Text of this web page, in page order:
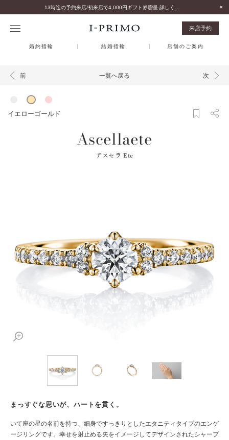
来店予約
婚約指輪 結婚指輪 店舗のご案内
前 一覧へ戻る 次
イエローゴールド
Ascellaete
アスセラ Ete
まっすぐな思いが、ハートを貫く。
いて座の星の名前を持つ、細身ですっきりとしたエタニティタイプのエンゲ
ージリングです。幸せを射止める矢をイメージしてデザインされたシャープ